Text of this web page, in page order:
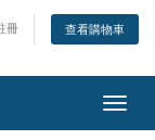
冊 查看購物車
切
換